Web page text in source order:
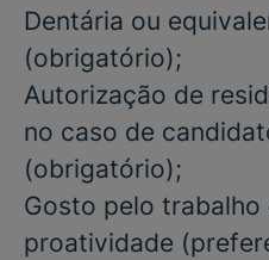
Dentária ou
(obrigatório);
Autorização de
no caso de
(obrigatório);
Gosto pelo trabalho
proatividade